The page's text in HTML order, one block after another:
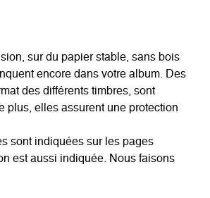
sur du papier stable, sans bois
encore dans votre album. Des
des différents timbres, sont
plus, elles assurent une protection
sont indiquées sur les pages
est aussi indiquée. Nous faisons